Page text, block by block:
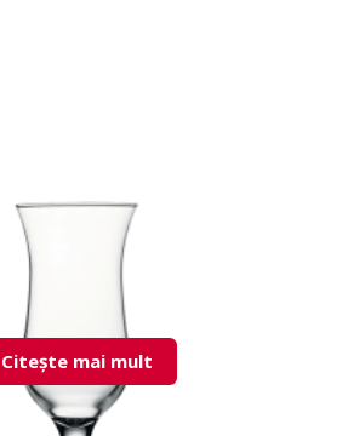
Citește mai mult